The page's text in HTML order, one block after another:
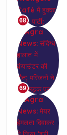
68
69